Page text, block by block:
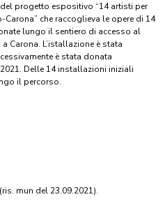
del progetto espositivo “14 artisti per
Carona” che raccoglieva le opere di 14
lungo il sentiero di accesso al
Carona. L’istallazione è stata
è stata donata
Delle 14 installazioni iniziali
il percorso.
mun del 23.09.2021).